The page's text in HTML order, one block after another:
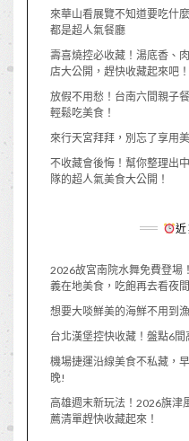
來華山看展覽不知道要吃什
都是超人氣餐廳
壽喜燒控必收藏！湯底香、
店大公開，趕快收藏起來吧！
放假不用愁！台南六間親子
輕鬆吃美食！
來行天宮拜拜，別忘了享用
不收藏會後悔！幫你整理出
隊的超人氣美食大公開！
2026故宮南院水舞免費登場
義在地美食，吃飽再去看夜
想要大啖鮮美的海鮮不用到
台北漢堡控快收藏！盤點6
機場捷運沿線美食不私藏，
晚!
高雄週末新玩法！2026旗津
薦清單趕快收藏起來！